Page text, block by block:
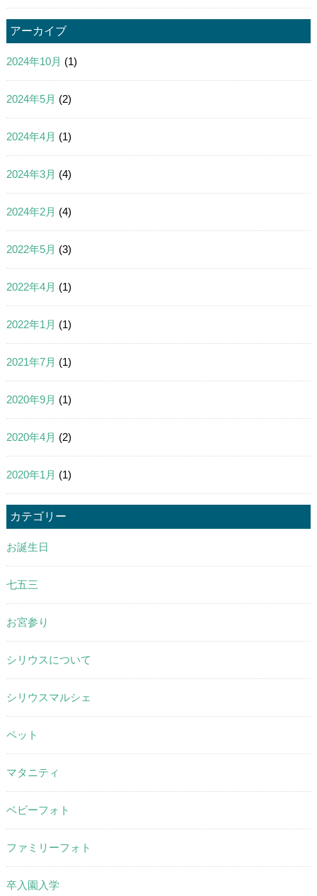
アーカイブ
2024年10月 (1)
2024年5月 (2)
2024年4月 (1)
2024年3月 (4)
2024年2月 (4)
2022年5月 (3)
2022年4月 (1)
2022年1月 (1)
2021年7月 (1)
2020年9月 (1)
2020年4月 (2)
2020年1月 (1)
カテゴリー
お誕生日
七五三
お宮参り
シリウスについて
シリウスマルシェ
ペット
マタニティ
ベビーフォト
ファミリーフォト
卒入園入学